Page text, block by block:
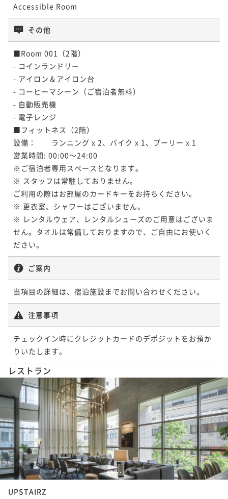
Accessible Room
その他
■Room 001（2階）
- コインランドリー
- アイロン＆アイロン台
- コーヒーマシーン（ご宿泊者無料）
- 自動販売機
- 電子レンジ
■フィットネス（2階）
設備：　　ランニング x 2、バイク x 1、プーリー x 1
営業時間: 00:00～24:00
※ご宿泊者専用スペースとなります。
※ スタッフは常駐しておりません。
ご利用の際はお部屋のカードキーをお持ちください。
※ 更衣室、シャワーはございません。
※ レンタルウェア、レンタルシューズのご用意はございま
せん。タオルは常備しておりますので、ご自由にお使いく
ださい。
ご案内
当項目の詳細は、宿泊施設までお問い合わせください。
注意事項
チェックイン時にクレジットカードのデポジットをお預か
りいたします。
レストラン
1234 5
UPSTAIRZ